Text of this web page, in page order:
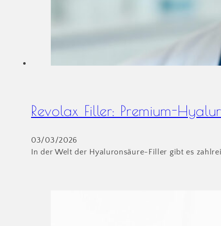
Revolax Filler: Premium-
03/03/2026
In der Welt der Hyaluronsäure-Filler gibt es